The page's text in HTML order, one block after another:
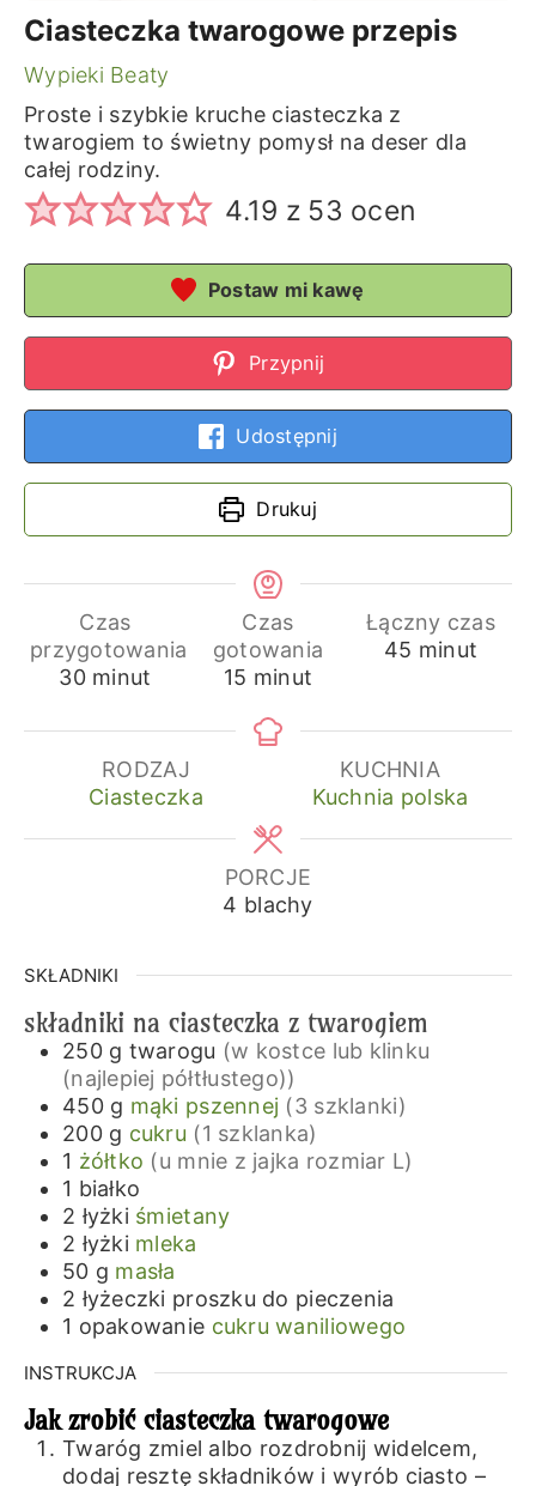
Ciasteczka twarogowe przepis
Wypieki Beaty
Proste i szybkie kruche ciasteczka z
twarogiem to świetny pomysł na deser dla
całej rodziny.
4.19 z 53 ocen
Postaw mi kawę
Przypnij
Udostępnij
Drukuj
Czas
przygotowania
30minuty
minut
Czas
gotowania
15 minuty
minut
Łączny czas
45 minuty
minut
RODZAJ
Ciasteczka
KUCHNIA
Kuchnia polska
PORCJE
4 blachy
SKŁADNIKI
składniki na ciasteczka z twarogiem
250 g twarogu (w kostce lub klinku
(najlepiej półtłustego))
450 g mąki pszennej (3 szklanki)
200 g cukru (1 szklanka)
1 żółtko (u mnie z jajka rozmiar L)
1 białko
2 łyżki śmietany
2 łyżki mleka
50 g masła
2 łyżeczki proszku do pieczenia
1 opakowanie cukru waniliowego
INSTRUKCJA
Jak zrobić ciasteczka twarogowe
Twaróg zmiel albo rozdrobnij widelcem,
dodaj resztę składników i wyrób ciasto –